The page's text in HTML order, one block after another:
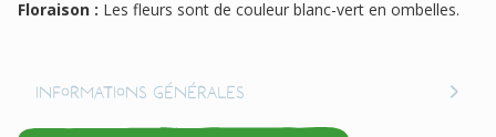
Floraison : Les fleurs sont de couleur blanc-vert en ombelles.
Informations générales